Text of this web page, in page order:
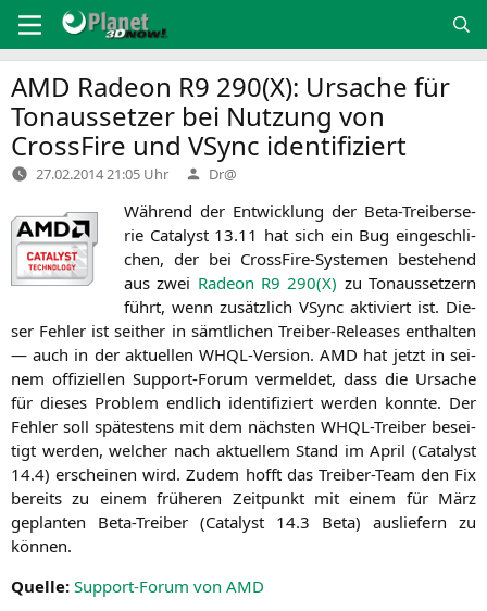
Inhalt
springen
AMD Radeon R9 290(X): Ursache für
Tonaussetzer bei Nutzung von
CrossFire und VSync identifiziert
27.02.2014 21:05 Uhr Verfasst
von
Dr@
Wäh­rend der Ent­wick­lung der Beta-Trei­ber­se­
rie Cata­lyst 13.11 hat sich ein Bug ein­ge­schli­
chen, der bei Cross­Fi­re-Sys­te­men bestehend
aus zwei Rade­on R9 290(X) zu Ton­aus­set­zern
führt, wenn zusätz­lich VSync akti­viert ist. Die­
ser Feh­ler ist seit­her in sämt­li­chen Trei­ber-Releases ent­hal­ten
— auch in der aktu­el­len WHQL-Ver­si­on.AMD hat jetzt in sei­
nem offi­zi­el­len Sup­port-Forum ver­mel­det, dass die Ursa­che
für die­ses Pro­blem end­lich iden­ti­fi­ziert wer­den konn­te. Der
Feh­ler soll spä­tes­tens mit dem nächs­ten WHQL-Trei­ber besei­
tigt wer­den, wel­cher nach aktu­el­lem Stand im April (Cata­lyst
14.4) erschei­nen wird. Zudem hofft das Trei­ber-Team den Fix
bereits zu einem frü­he­ren Zeit­punkt mit einem für März
geplan­ten Beta-Trei­ber (Cata­lyst 14.3 Beta) aus­lie­fern zu
können.
Quel­le: Sup­port-Forum von AMD